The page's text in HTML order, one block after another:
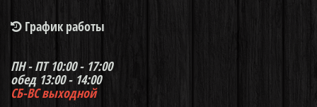
График работы
ПН - ПТ10:00 - 17:00
обед 13:00 - 14:00
СБ-ВС выходной